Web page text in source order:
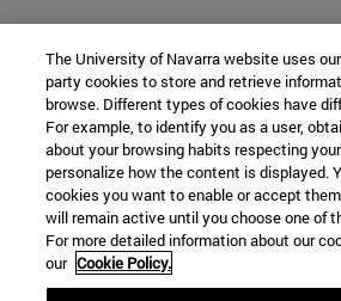
The University of Navarra website uses
party cookies to store and retrieve
browse. Different types of cookies have
For example, to identify you as a user,
about your browsing habits respecting
personalize how the content is displayed.
cookies you want to enable or accept
will remain active until you choose one of
For more detailed information about our
our Cookie Policy.